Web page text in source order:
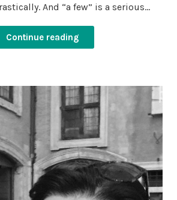
And “a few” is a serious…
Continue reading